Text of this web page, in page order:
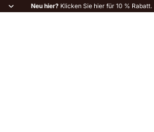
Neu hier?Klicken Sie hier für 10 % Rabatt.